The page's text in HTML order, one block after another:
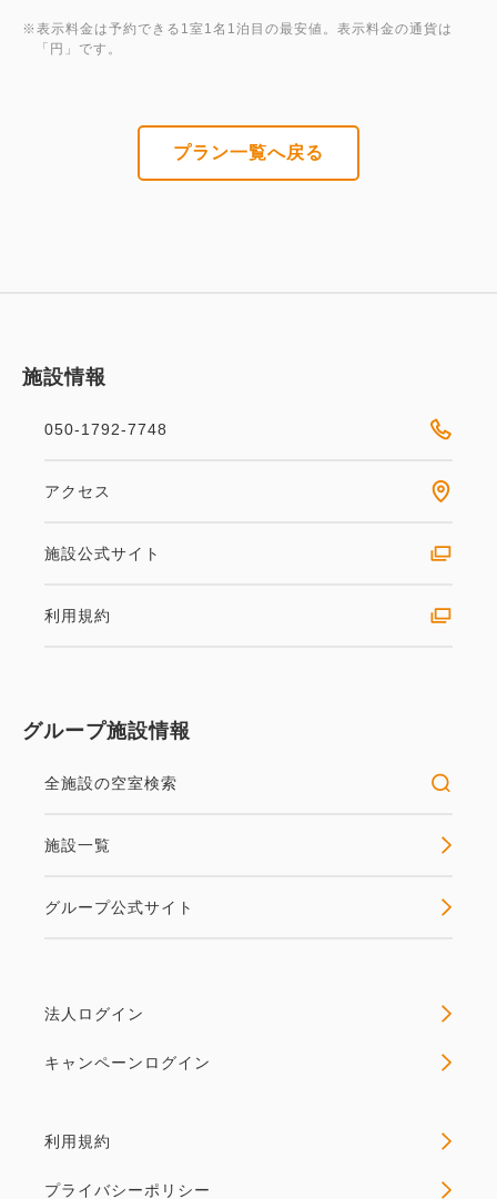
※表示料金は予約できる1室1名1泊目の最安値。表示料金の通貨は
「円」です。
プラン一覧へ戻る
施設情報
050-1792-7748
アクセス
施設公式サイト
利用規約
グループ施設情報
全施設の空室検索
施設一覧
グループ公式サイト
法人ログイン
キャンペーンログイン
利用規約
プライバシーポリシー